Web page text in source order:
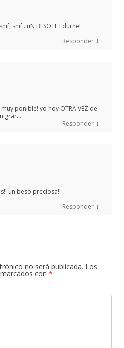
snif…uN BESOTE Edurne!
Responder ↓
ponible! yo hoy OTRA VEZ de
Responder ↓
un beso preciosa!!
Responder ↓
no será publicada. Los
con *